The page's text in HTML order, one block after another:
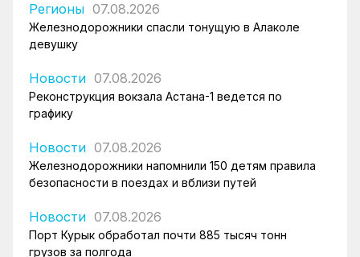
Регионы 07.08.2026
Железнодорожники спасли тонущую в Алаколе
девушку
Новости 07.08.2026
Реконструкция вокзала Астана-1 ведется по
графику
Новости 07.08.2026
Железнодорожники напомнили 150 детям правила
безопасности в поездах и вблизи путей
Новости 07.08.2026
Порт Курык обработал почти 885 тысяч тонн
грузов за полгода